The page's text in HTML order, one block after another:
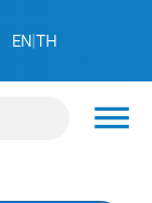
EN|TH